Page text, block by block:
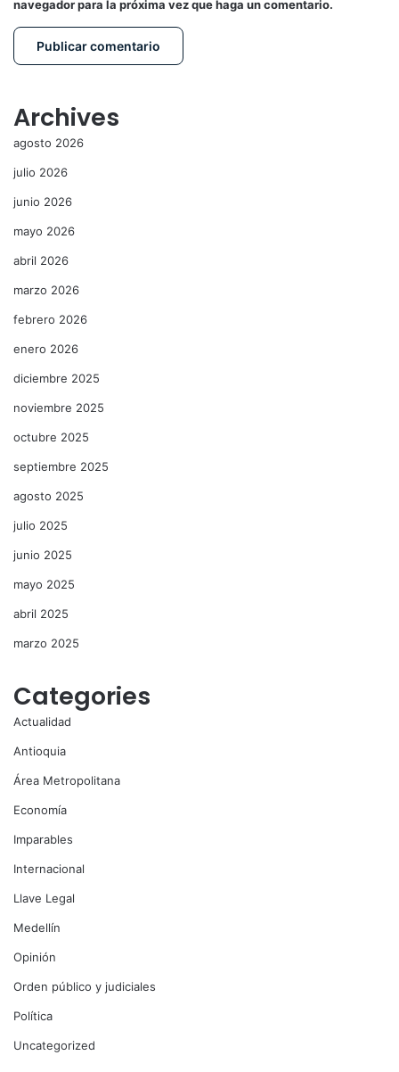
navegador para la próxima vez que haga un comentario.
Archives
agosto 2026
julio 2026
junio 2026
mayo 2026
abril 2026
marzo 2026
febrero 2026
enero 2026
diciembre 2025
noviembre 2025
octubre 2025
septiembre 2025
agosto 2025
julio 2025
junio 2025
mayo 2025
abril 2025
marzo 2025
Categories
Actualidad
Antioquia
Área Metropolitana
Economía
Imparables
Internacional
Llave Legal
Medellín
Opinión
Orden público y judiciales
Política
Uncategorized